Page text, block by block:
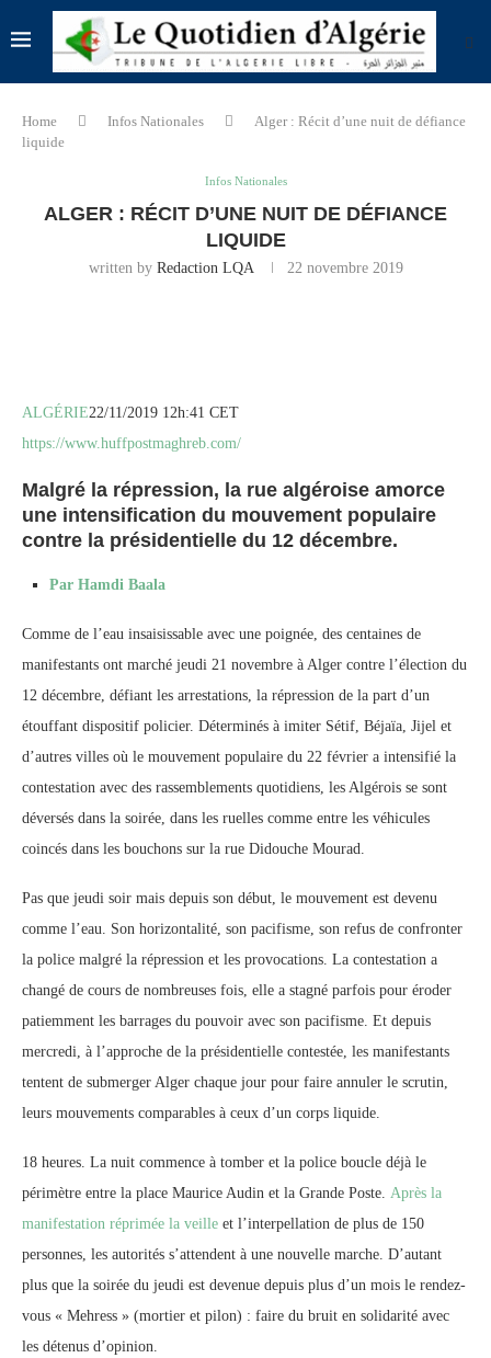
Home Infos Nationales
Alger : Récit d’une nuit de défiance
liquide
Infos Nationales
ALGER : RÉCIT D’UNE NUIT DE DÉFIANCE
LIQUIDE
written by Redaction LQA 22 novembre 2019
ALGÉRIE22/11/2019 12h:41 CET
https://www.huffpostmaghreb.com/
Malgré la répression, la rue algéroise amorce
une intensification du mouvement populaire
contre la présidentielle du 12 décembre.
Par Hamdi Baala
Comme de l’eau insaisissable avec une poignée, des centaines de
manifestants ont marché jeudi 21 novembre à Alger contre l’élection du
12 décembre, défiant les arrestations, la répression de la part d’un
étouffant dispositif policier. Déterminés à imiter Sétif, Béjaïa, Jijel et
d’autres villes où le mouvement populaire du 22 février a intensifié la
contestation avec des rassemblements quotidiens, les Algérois se sont
déversés dans la soirée, dans les ruelles comme entre les véhicules
coincés dans les bouchons sur la rue Didouche Mourad.
Pas que jeudi soir mais depuis son début, le mouvement est devenu
comme l’eau. Son horizontalité, son pacifisme, son refus de confronter
la police malgré la répression et les provocations. La contestation a
changé de cours de nombreuses fois, elle a stagné parfois pour éroder
patiemment les barrages du pouvoir avec son pacifisme. Et depuis
mercredi, à l’approche de la présidentielle contestée, les manifestants
tentent de submerger Alger chaque jour pour faire annuler le scrutin,
leurs mouvements comparables à ceux d’un corps liquide.
18 heures. La nuit commence à tomber et la police boucle déjà le
périmètre entre la place Maurice Audin et la Grande Poste. Après la
manifestation réprimée la veille et l’interpellation de plus de 150
personnes, les autorités s’attendent à une nouvelle marche. D’autant
plus que la soirée du jeudi est devenue depuis plus d’un mois le rendez-
vous « Mehress » (mortier et pilon) : faire du bruit en solidarité avec
les détenus d’opinion.